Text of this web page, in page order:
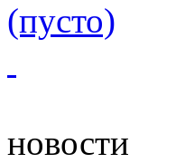
(пусто)
новости